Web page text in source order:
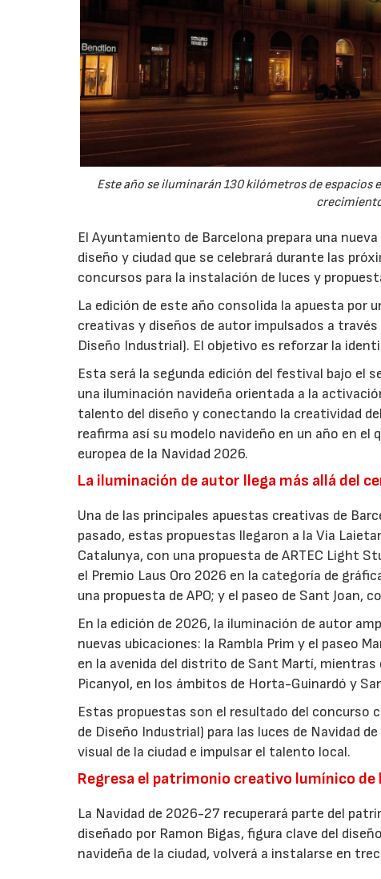
Este año se iluminarán 130 kilómetros de
El Ayuntamiento de Barcelona prepara una
diseño y ciudad que se celebrará durante las
concursos para la instalación de luces y
La edición de este año consolida la apuesta por
creativas y diseños de autor impulsados a
Diseño Industrial). El objetivo es reforzar la
Esta será la segunda edición del festival bajo el
una iluminación navideña orientada a la
talento del diseño y conectando la creatividad
reafirma así su modelo navideño en un año en el
europea de la Navidad 2026.
La iluminación de autor llega más allá del
Una de las principales apuestas creativas de
pasado, estas propuestas llegaron a la Via
Catalunya, con una propuesta de ARTEC Light
el Premio Laus Oro 2026 en la categoría de
una propuesta de APO; y el paseo de Sant Joan,
En la edición de 2026, la iluminación de autor
nuevas ubicaciones: la Rambla Prim y el paseo
en la avenida del distrito de Sant Martí, mientras
Picanyol, en los ámbitos de Horta-Guinardó y
Estas propuestas son el resultado del
de Diseño Industrial) para las luces de Navidad
visual de la ciudad e impulsar el talento local.
Regresa el patrimonio creativo lumínico de
La Navidad de 2026-27 recuperará parte del
diseñado por Ramon Bigas, figura clave del
navideña de la ciudad, volverá a instalarse en